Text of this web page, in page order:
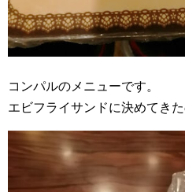
コンパルのメニューです。
エビフライサンドに決めてき